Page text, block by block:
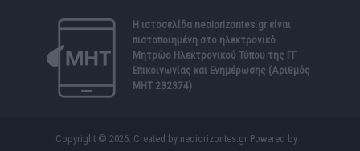
Η ιστοσελίδα neoiorizontes.grείναι
πιστοποιημένη στο ηλεκτρονικό
Μητρώο Ηλεκτρονικού Τύπου της ΓΓ
Επικοινωνίας και Ενημέρωσης (Αριθμός
ΜΗΤ 232374)
Copyright © 2026. Created by neoiorizontes.gr Powered by